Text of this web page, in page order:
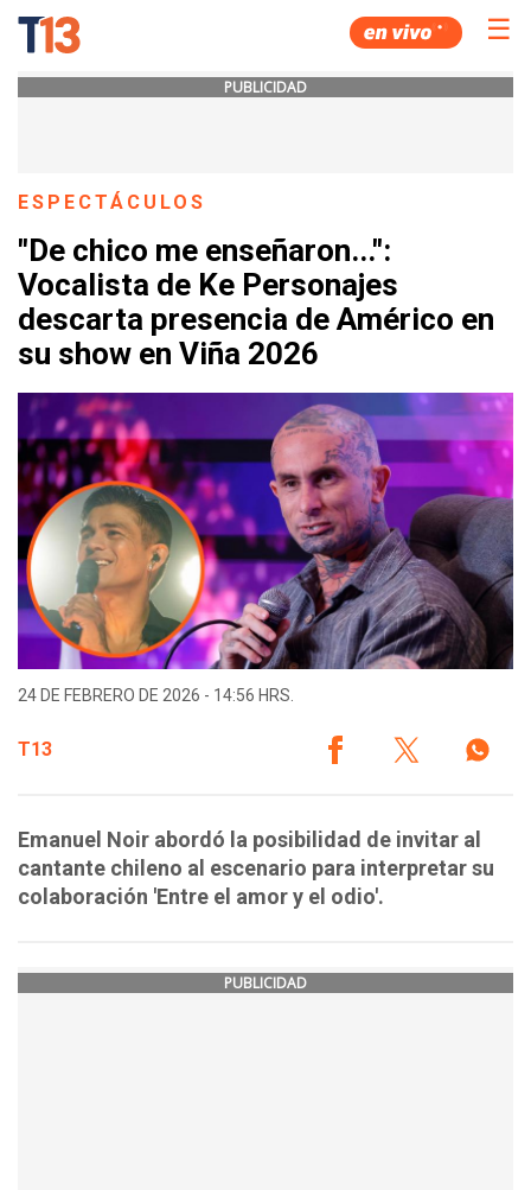
☰
PUBLICIDAD
ESPECTÁCULOS
"De chico me enseñaron...":
Vocalista de Ke Personajes
descarta presencia de Américo en
su show en Viña 2026
24 DE FEBRERO DE 2026 - 14:56 HRS.
T13
Emanuel Noir abordó la posibilidad de invitar al
cantante chileno al escenario para interpretar su
colaboración 'Entre el amor y el odio'.
PUBLICIDAD